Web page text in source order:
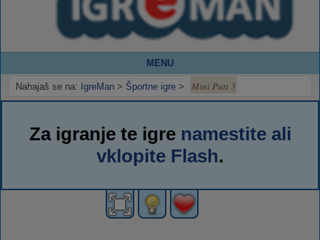
MENU
Nahajaš se na: IgreMan > Športne igre > Mini Putt 3
Za igranje te igre namestite ali
vklopite Flash.